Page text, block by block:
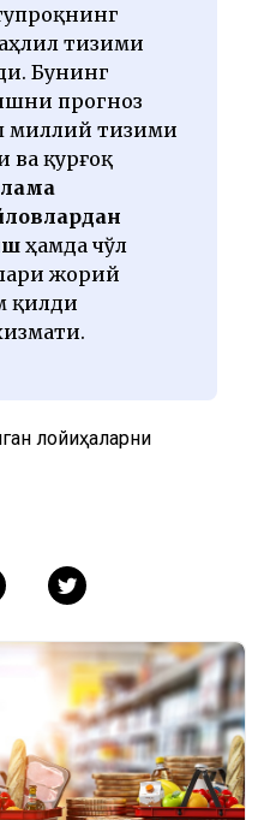
тизими
Бунинг
прогноз
миллий тизими
ва қурғоқ
ҳамда чўл
жорий
қилди
лойиҳаларни